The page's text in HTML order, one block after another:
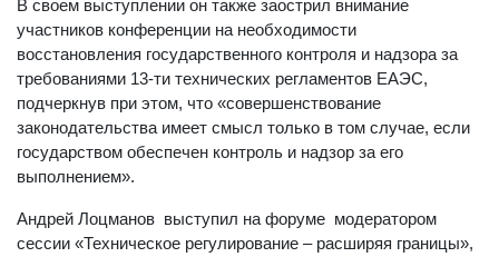
В своем выступлении он также заострил внимание
участников конференции на необходимости
восстановления государственного контроля и надзора за
требованиями 13-ти технических регламентов ЕАЭС,
подчеркнув при этом, что «совершенствование
законодательства имеет смысл только в том случае, если
государством обеспечен контроль и надзор за его
выполнением».
Андрей Лоцманов выступил на форуме модератором
сессии «Техническое регулирование – расширяя границы»,